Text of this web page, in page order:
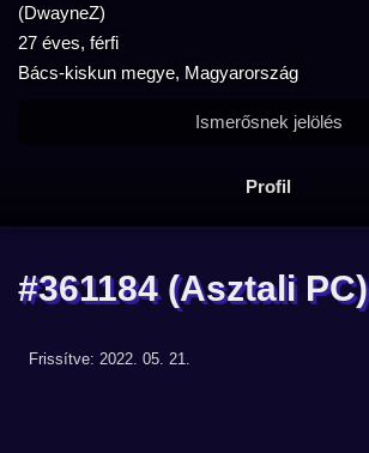
(DwayneZ)
27 éves, férfi
Bács-kiskun megye, Magyarország
Profil
Ismerősnek jelölés
#361184(Asztali PC)
Frissítve: 2022. 05. 21.